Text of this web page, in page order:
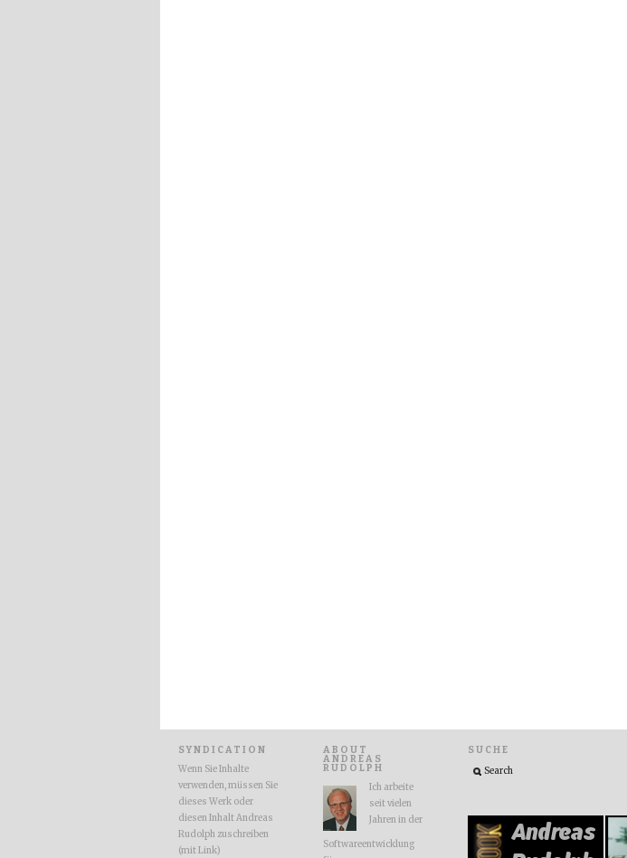
SYNDICATION
Wenn Sie Inhalte
verwenden, müssen Sie
dieses Werk oder
diesen Inhalt Andreas
Rudolph zuschreiben
(mit Link)
ABOUT
ANDREAS
RUDOLPH
Ich arbeite
seit vielen
Jahren in der
Softwareentwicklung
SUCHE